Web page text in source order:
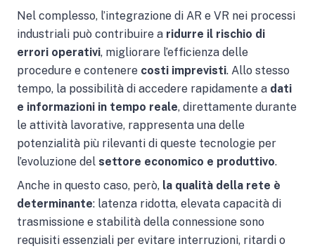
Nel complesso, l’integrazione di AR e VR nei processi
industriali può contribuire a ridurre il rischio di
errori operativi, migliorare l’efficienza delle
procedure e contenere costi imprevisti. Allo stesso
tempo, la possibilità di accedere rapidamente a dati
e informazioni in tempo reale, direttamente durante
le attività lavorative, rappresenta una delle
potenzialità più rilevanti di queste tecnologie per
l’evoluzione del settore economico e produttivo.
Anche in questo caso, però, la qualità della rete è
determinante: latenza ridotta, elevata capacità di
trasmissione e stabilità della connessione sono
requisiti essenziali per evitare interruzioni, ritardi o